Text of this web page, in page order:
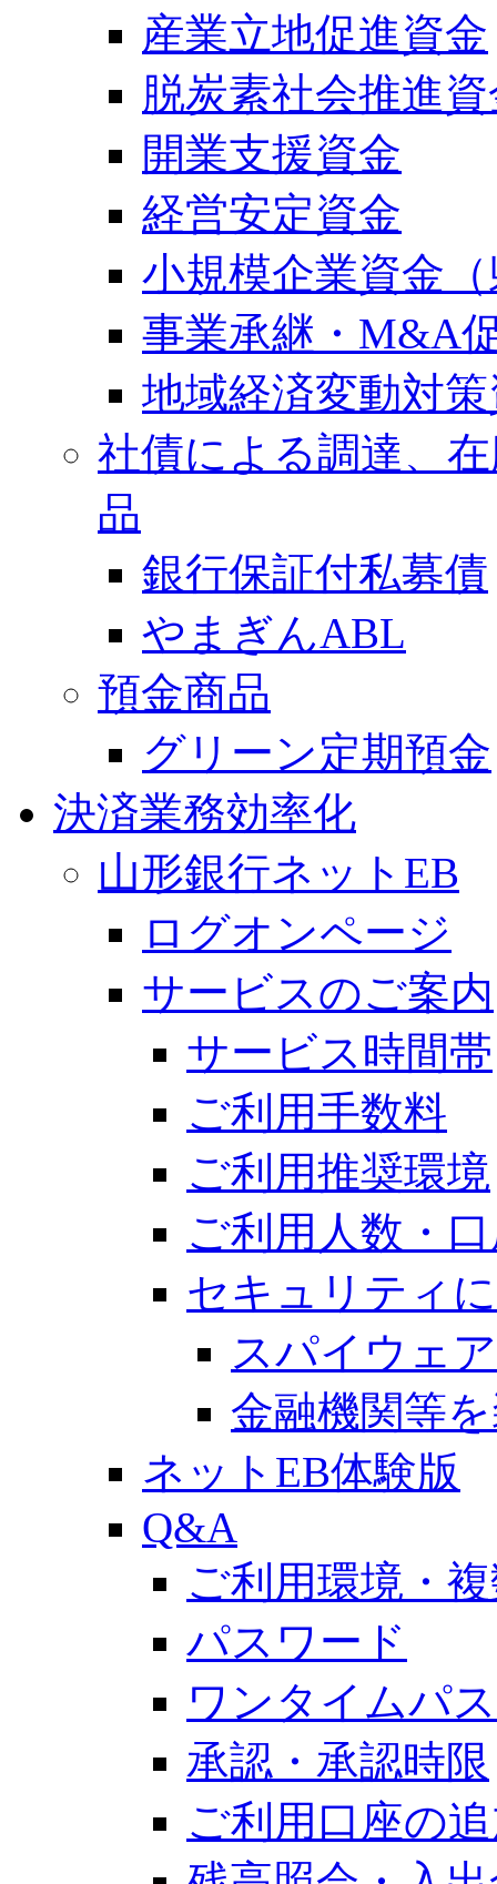
産業立地促進資金
脱炭素社会推進
開業支援資金
経営安定資金
小規模企業資金
事業承継・M&A
地域経済変動対
社債による調達、
品
銀行保証付私募債
やまぎんABL
預金商品
グリーン定期預金
決済業務効率化
山形銀行ネットEB
ログオンページ
サービスのご案内
サービス時間帯
ご利用手数料
ご利用推奨環境
ご利用人数・
セキュリティ
スパイウェ
金融機関等
ネットEB体験版
Q&A
ご利用環境・
パスワード
ワンタイムパ
承認・承認時限
ご利用口座の